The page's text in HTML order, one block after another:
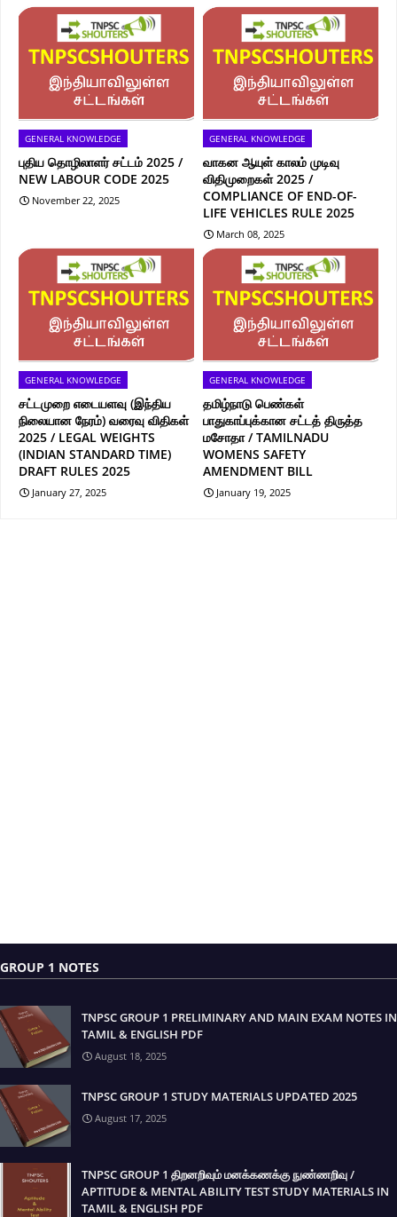
GENERAL KNOWLEDGE
புதிய தொழிலாளர் சட்டம் 2025 /
NEW LABOUR CODE 2025
November 22, 2025
GENERAL KNOWLEDGE
வாகன ஆயுள் காலம் முடிவு
விதிமுறைகள் 2025 /
COMPLIANCE OF END-OF-
LIFE VEHICLES RULE 2025
March 08, 2025
GENERAL KNOWLEDGE
சட்டமுறை எடையளவு (இந்திய
நிலையான நேரம்) வரைவு விதிகள்
2025 / LEGAL WEIGHTS
(INDIAN STANDARD TIME)
DRAFT RULES 2025
January 27, 2025
GENERAL KNOWLEDGE
தமிழ்நாடு பெண்கள்
பாதுகாப்புக்கான சட்டத் திருத்த
மசோதா / TAMILNADU
WOMENS SAFETY
AMENDMENT BILL
January 19, 2025
GROUP 1 NOTES
TNPSC GROUP 1 PRELIMINARY AND MAIN EXAM NOTES IN
TAMIL & ENGLISH PDF
August 18, 2025
TNPSC GROUP 1 STUDY MATERIALS UPDATED 2025
August 17, 2025
TNPSC GROUP 1 திறனறிவும் மனக்கணக்கு நுண்ணறிவு /
APTITUDE & MENTAL ABILITY TEST STUDY MATERIALS IN
TAMIL & ENGLISH PDF